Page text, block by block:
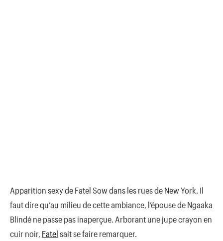
Apparition sexy de Fatel Sow dans les rues de New York. Il
faut dire qu’au milieu de cette ambiance, l’épouse de Ngaaka
Blindé ne passe pas inaperçue. Arborant une jupe crayon en
cuir noir, Fatel sait se faire remarquer.